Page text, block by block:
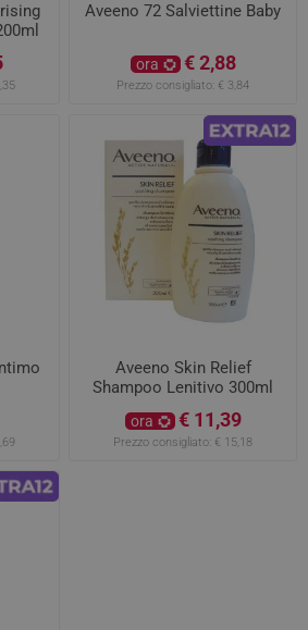
Aveeno 72 Salviettine Baby
ora € 2,88
Prezzo consigliato: € 3,84
Aveeno Skin Relief
Shampoo Lenitivo 300ml
ora € 11,39
Prezzo consigliato: € 15,18